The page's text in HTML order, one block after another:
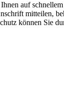
auf
mitteilen,
können Sie